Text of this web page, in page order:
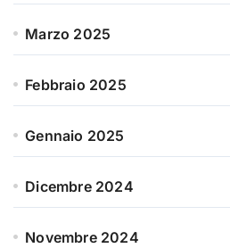
Marzo 2025
Febbraio 2025
Gennaio 2025
Dicembre 2024
Novembre 2024